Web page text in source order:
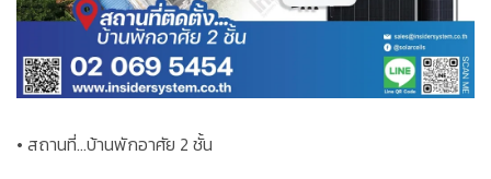
• สถานที่…บ้านพักอาศัย 2 ชั้น